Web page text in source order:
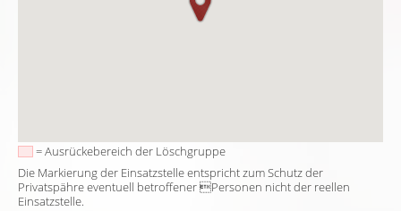
= Ausrückebereich der Löschgruppe
Die Markierung der Einsatzstelle entspricht zum Schutz der
Privatspähre eventuell betroffener Personen nicht der reellen
Einsatzstelle.